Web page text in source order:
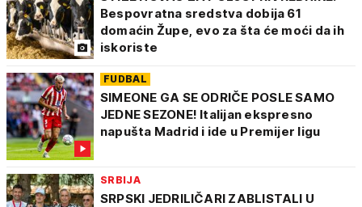
Bespovratna sredstva dobija 61
domaćin Župe, evo za šta će moći da ih
iskoriste
FUDBAL
SIMEONE GA SE ODRIČE POSLE SAMO
JEDNE SEZONE! Italijan ekspresno
napušta Madrid i ide u Premijer ligu
SRBIJA
SRPSKI JEDRILIČARI ZABLISTALI U